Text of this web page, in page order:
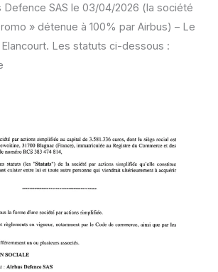
Defence SAS le 03/04/2026 (la société
» détenue à 100% par Airbus) – Le
Les statuts ci-dessous :